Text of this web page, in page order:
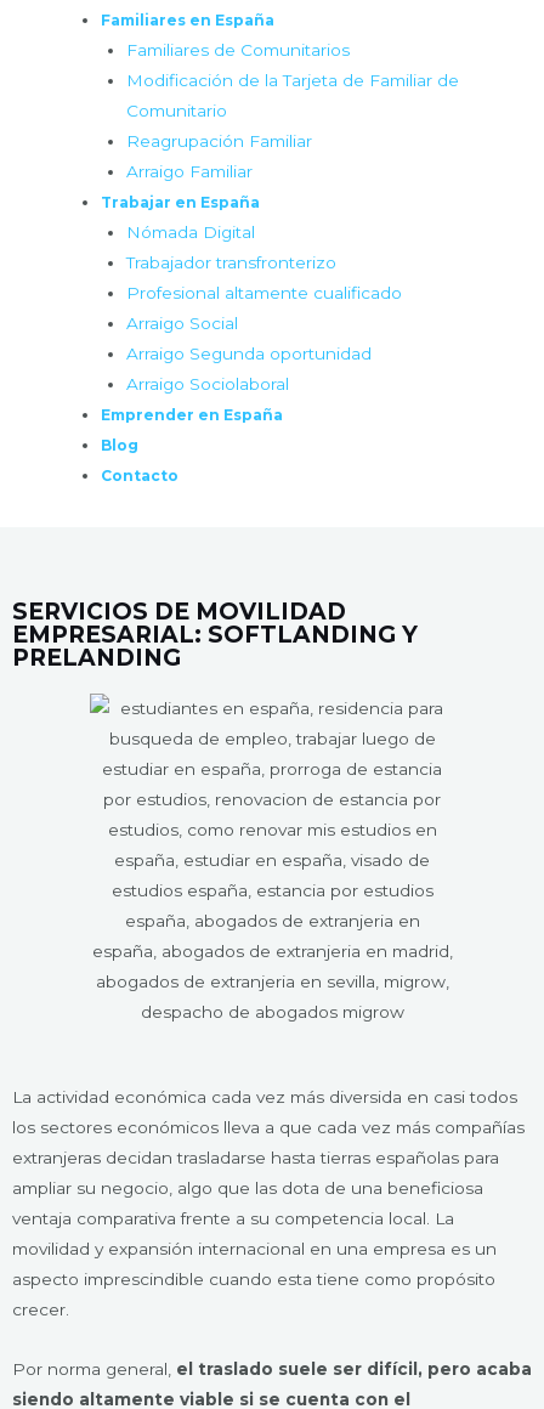
Familiares en España
Familiares de Comunitarios
Modificación de la Tarjeta de Familiar de
Comunitario
Reagrupación Familiar
Arraigo Familiar
Trabajar en España
Nómada Digital
Trabajador transfronterizo
Profesional altamente cualificado
Arraigo Social
Arraigo Segunda oportunidad
Arraigo Sociolaboral
Emprender en España
Blog
Contacto
SERVICIOS DE MOVILIDAD
EMPRESARIAL: SOFTLANDING Y
PRELANDING
La actividad económica cada vez más diversida en casi todos
los sectores económicos lleva a que cada vez más compañías
extranjeras decidan trasladarse hasta tierras españolas para
ampliar su negocio, algo que las dota de una beneficiosa
ventaja comparativa frente a su competencia local. La
movilidad y expansión internacional en una empresa es un
aspecto imprescindible cuando esta tiene como propósito
crecer.
Por norma general, el traslado suele ser difícil, pero acaba
siendo altamente viable si se cuenta con el